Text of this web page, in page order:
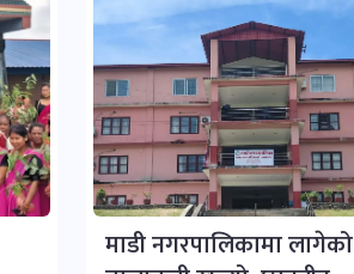
माडी नगरपालिकामा लागेको